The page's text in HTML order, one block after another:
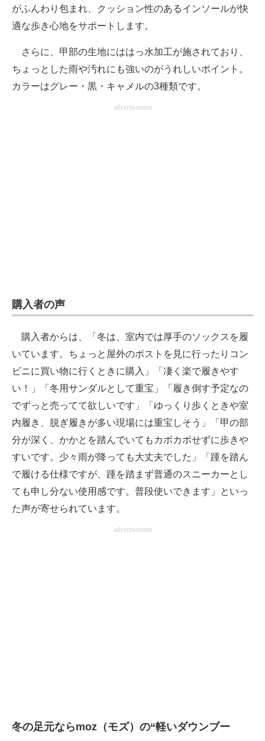
がふんわり包まれ、クッション性のあるインソールが快
適な歩き心地をサポートします。
さらに、甲部の生地にははっ水加工が施されており、
ちょっとした雨や汚れにも強いのがうれしいポイント。
カラーはグレー・黒・キャメルの3種類です。
advertisement
購入者の声
購入者からは、「冬は、室内では厚手のソックスを履
いています。ちょっと屋外のポストを見に行ったりコン
ビニに買い物に行くときに購入」「凄く楽で履きやす
い！」「冬用サンダルとして重宝」「履き倒す予定なの
でずっと売ってて欲しいです」「ゆっくり歩くときや室
内履き、脱ぎ履きが多い現場には重宝しそう」「甲の部
分が深く、かかとを踏んでいてもカポカポせずに歩きや
すいです。少々雨が降っても大丈夫でした」「踵を踏ん
で履ける仕様ですが、踵を踏まず普通のスニーカーとし
ても申し分ない使用感です。普段使いできます」といっ
た声が寄せられています。
advertisement
冬の足元ならmoz（モズ）の“軽いダウンブー